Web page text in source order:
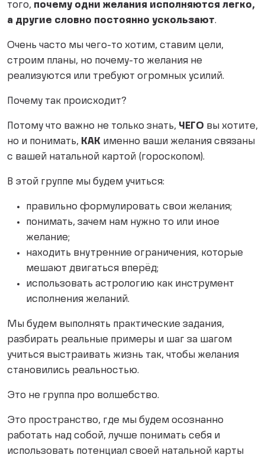
того, почему одни желания исполняются легко,
а другие словно постоянно ускользают.
Очень часто мы чего-то хотим, ставим цели,
строим планы, но почему-то желания не
реализуются или требуют огромных усилий.
Почему так происходит?
Потому что важно не только знать, ЧЕГО вы хотите,
но и понимать, КАК именно ваши желания связаны
с вашей натальной картой (гороскопом).
В этой группе мы будем учиться:
правильно формулировать свои желания;
понимать, зачем нам нужно то или иное
желание;
находить внутренние ограничения, которые
мешают двигаться вперёд;
использовать астрологию как инструмент
исполнения желаний.
Мы будем выполнять практические задания,
разбирать реальные примеры и шаг за шагом
учиться выстраивать жизнь так, чтобы желания
становились реальностью.
Это не группа про волшебство.
Это пространство, где мы будем осознанно
работать над собой, лучше понимать себя и
использовать потенциал своей натальной карты